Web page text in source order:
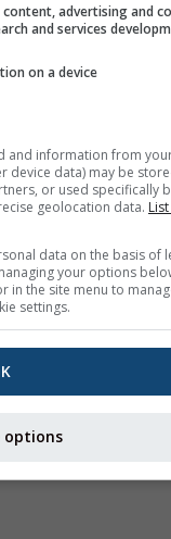
advertising and
and services
on a device
and information from
device data) may be
or used specifically
geolocation data.
data on the basis of
your options
in the site menu to
settings.
options